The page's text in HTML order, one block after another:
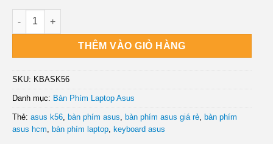
Dịch vụ Bán Bàn Phím Laptop Asus K56 Chất lượng số lượng
THÊM VÀO GIỎ HÀNG
SKU: KBASK56
Danh mục: Bàn Phím Laptop Asus
Thẻ: asus k56, bàn phím asus, bàn phím asus giá rẻ, bàn phím
asus hcm, bàn phím laptop, keyboard asus